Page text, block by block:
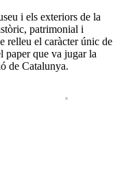
i els exteriors de la
patrimonial i
relleu el caràcter únic de
paper que va jugar la
de Catalunya.